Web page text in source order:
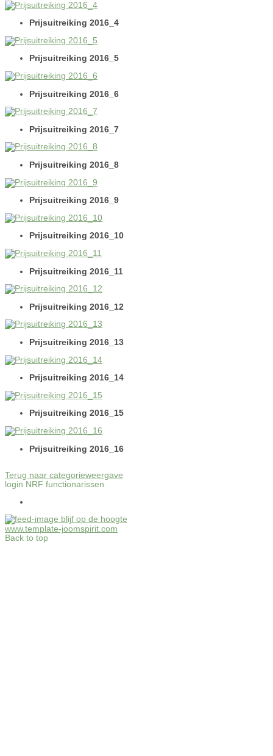
Prijsuitreiking 2016_4
Prijsuitreiking 2016_5
Prijsuitreiking 2016_6
Prijsuitreiking 2016_7
Prijsuitreiking 2016_8
Prijsuitreiking 2016_9
Prijsuitreiking 2016_10
Prijsuitreiking 2016_11
Prijsuitreiking 2016_12
Prijsuitreiking 2016_13
Prijsuitreiking 2016_14
Prijsuitreiking 2016_15
Prijsuitreiking 2016_16
Terug naar categorieweergave
login NRF functionarissen
blijf op de hoogte
www.template-joomspirit.com
Back to top